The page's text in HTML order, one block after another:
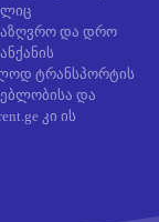
და დრო
ტრანსპორტის
და
კი ის